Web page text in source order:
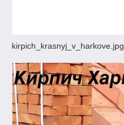
kirpich_krasnyj_v_harkove.jpg